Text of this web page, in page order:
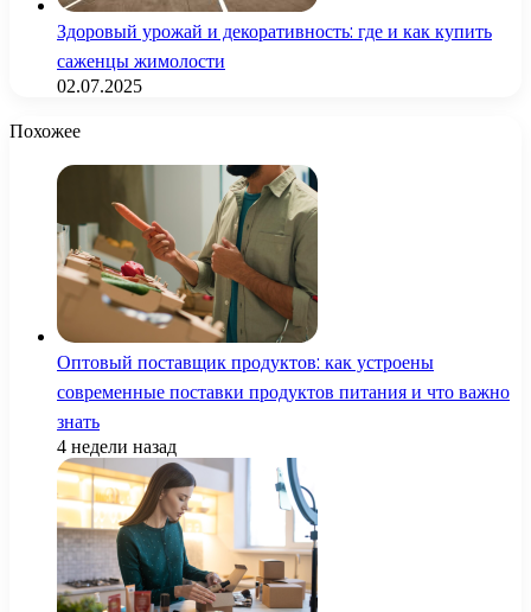
Здоровый урожай и декоративность: где и как купить
саженцы жимолости
02.07.2025
Похожее
Оптовый поставщик продуктов: как устроены
современные поставки продуктов питания и что важно
знать
4 недели назад